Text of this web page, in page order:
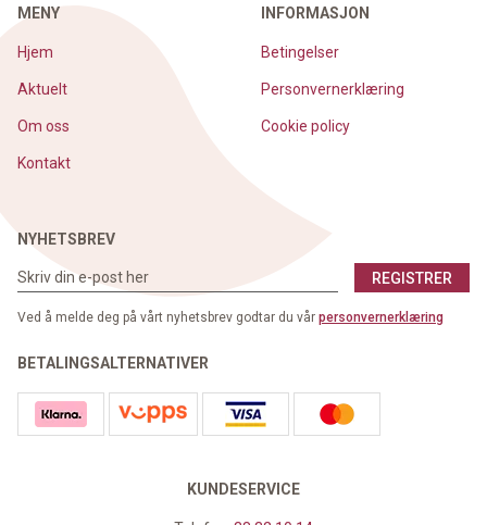
MENY
Hjem
Aktuelt
Om oss
Kontakt
INFORMASJON
Betingelser
Personvernerklæring
Cookie policy
NYHETSBREV
REGISTRER
Ved å melde deg på vårt nyhetsbrev godtar du vår personvernerklæring
BETALINGSALTERNATIVER
KUNDESERVICE